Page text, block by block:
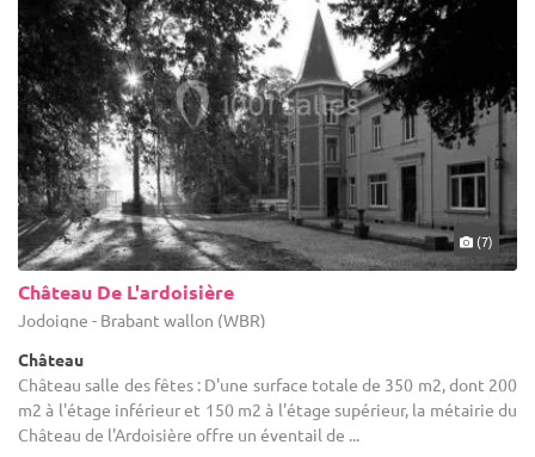
(7)
Château De L'ardoisière
Jodoigne - Brabant wallon (WBR)
Château
Château salle des fêtes : D'une surface totale de 350 m2, dont 200
m2 à l'étage inférieur et 150 m2 à l'étage supérieur, la métairie du
Château de l'Ardoisière offre un éventail de ...